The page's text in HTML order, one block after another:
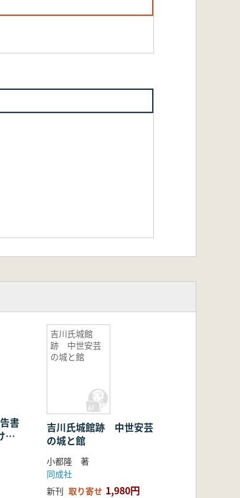
書
る
調
吉川氏城館
跡 中世安芸
の城と館
吉川氏城館跡 中世安芸
の城と館
小都隆 著
同成社
新刊 取り寄せ 1,980円